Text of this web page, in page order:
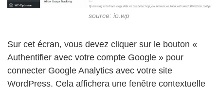
source: io.wp
Sur cet écran, vous devez cliquer sur le bouton «
Authentifier avec votre compte Google » pour
connecter Google Analytics avec votre site
WordPress. Cela affichera une fenêtre contextuelle